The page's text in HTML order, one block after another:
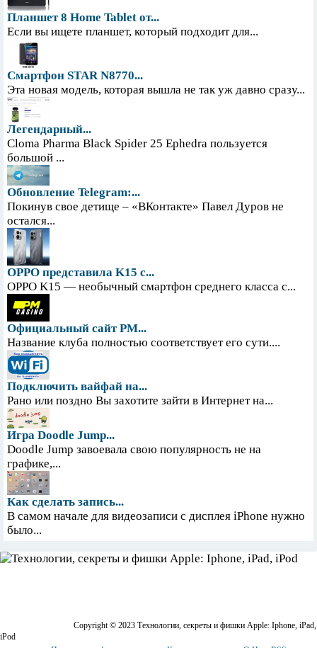
Планшет 8 Home Tablet от...
Если вы ищете планшет, который подходит для...
Смартфон STAR N8770...
Эта новая модель, которая вышла не так уж давно сразу...
Легендарный...
Cloma Pharma Black Spider 25 Ephedra пользуется
большой ...
Обновление Telegram:...
Покинув свое детище – «ВКонтакте» Павел Дуров не
остался...
OPPO представила K15 с...
OPPO K15 — необычный смартфон среднего класса с...
Официальный сайт PM...
Название клуба полностью соответствует его сути....
Подключить вайфай на...
Рано или поздно Вы захотите зайти в Интернет на...
Игра Doodle Jump...
Doodle Jump завоевала свою популярность не на
графике,...
Как сделать запись...
В самом начале для видеозаписи с дисплея iPhone нужно
было...
Copyright © 2023 Технологии, секреты и фишки Apple: Iphone, iPad,
iPod